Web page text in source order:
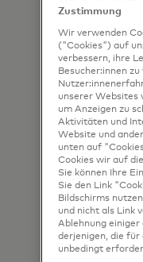
contacted
marketing
withdraw
free of
link
I
data will
By
confirm
Zustimmung
Wir verwenden
("Cookies") auf
verbessern, ihre
Besucher:innen
unserer Websites
um Anzeigen zu
Aktivitäten und
Website und
unten auf
Cookies wir auf
Sie können Ihre
Sie den Link
Bildschirms
und nicht als Link
Ablehnung einiger
derjenigen, die für
unbedingt